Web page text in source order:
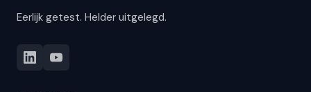
Eerlijk getest. Helder uitgelegd.